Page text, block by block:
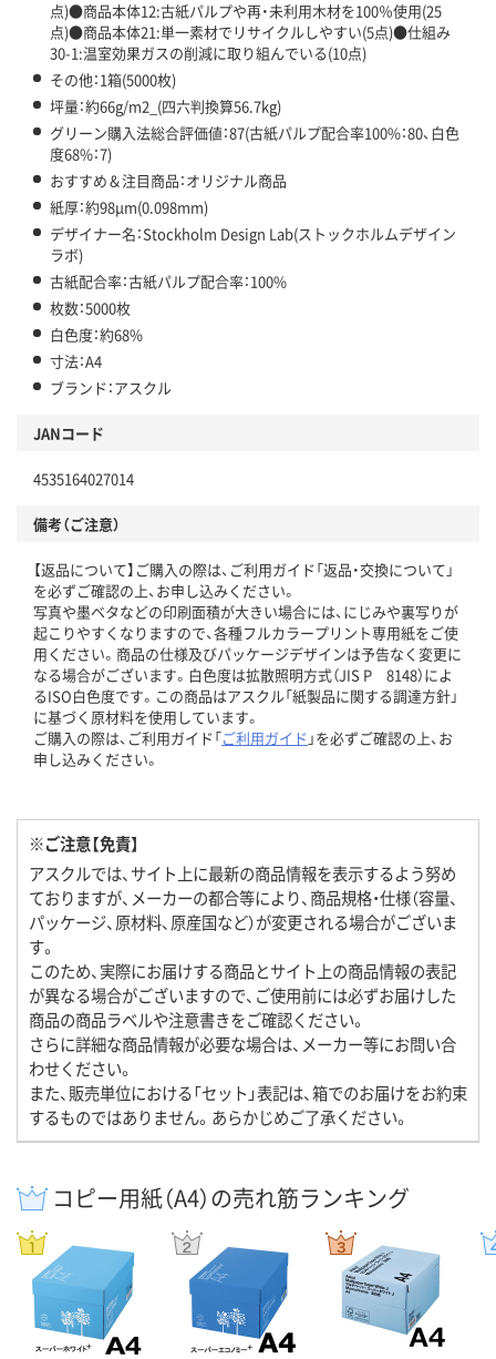
点)●商品本体12:古紙パルプや再・未利用木材を100％使用(25
点)●商品本体21:単一素材でリサイクルしやすい(5点)●仕組み
30-1:温室効果ガスの削減に取り組んでいる(10点)
その他：1箱(5000枚)
坪量：約66g/m2_(四六判換算56.7kg)
グリーン購入法総合評価値：87(古紙パルプ配合率100%：80、白色
度68%：7)
おすすめ＆注目商品：オリジナル商品
紙厚：約98μm(0.098mm)
デザイナー名：Stockholm Design Lab(ストックホルムデザイン
ラボ)
古紙配合率：古紙パルプ配合率：100%
枚数：5000枚
白色度：約68%
寸法：A4
ブランド：アスクル
JANコード
4535164027014
備考（ご注意）
【返品について】ご購入の際は、ご利用ガイド「返品・交換について」
を必ずご確認の上、お申し込みください。
写真や墨ベタなどの印刷面積が大きい場合には、にじみや裏写りが
起こりやすくなりますので、各種フルカラープリント専用紙をご使
用ください。商品の仕様及びパッケージデザインは予告なく変更に
なる場合がございます。白色度は拡散照明方式（JIS P 8148）によ
るISO白色度です。この商品はアスクル「紙製品に関する調達方針」
に基づく原材料を使用しています。
ご購入の際は、ご利用ガイド「ご利用ガイド 」を必ずご確認の上、お
申し込みください。
※ご注意【免責】
アスクルでは、サイト上に最新の商品情報を表示するよう努め
ておりますが、メーカーの都合等により、商品規格・仕様（容量、
パッケージ、原材料、原産国など）が変更される場合がございま
す。
このため、実際にお届けする商品とサイト上の商品情報の表記
が異なる場合がございますので、ご使用前には必ずお届けした
商品の商品ラベルや注意書きをご確認ください。
さらに詳細な商品情報が必要な場合は、メーカー等にお問い合
わせください。
また、販売単位における「セット」表記は、箱でのお届けをお約束
するものではありません。あらかじめご了承ください。
コピー用紙（A4）の売れ筋ランキング